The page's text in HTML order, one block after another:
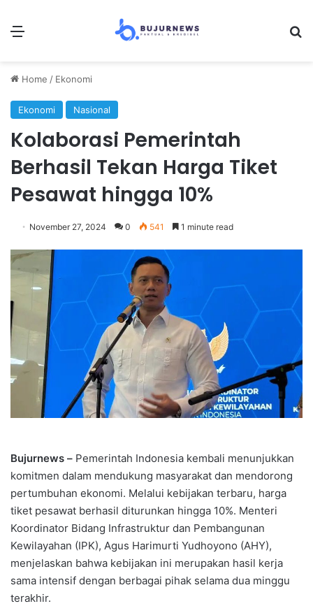
Menu
Home / Ekonomi
Ekonomi Nasional
Kolaborasi Pemerintah
Berhasil Tekan Harga Tiket
Pesawat hingga 10%
November 27, 2024 0 541 1 minute read
Bujurnews – Pemerintah Indonesia kembali menunjukkan
komitmen dalam mendukung masyarakat dan mendorong
pertumbuhan ekonomi. Melalui kebijakan terbaru, harga
tiket pesawat berhasil diturunkan hingga 10%. Menteri
Koordinator Bidang Infrastruktur dan Pembangunan
Kewilayahan (IPK), Agus Harimurti Yudhoyono (AHY),
menjelaskan bahwa kebijakan ini merupakan hasil kerja
sama intensif dengan berbagai pihak selama dua minggu
terakhir.